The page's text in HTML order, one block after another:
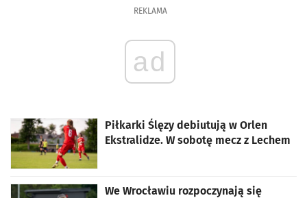
REKLAMA
ad
Piłkarki Ślęzy debiutują w Orlen
Ekstralidze. W sobotę mecz z Lechem
We Wrocławiu rozpoczynają się